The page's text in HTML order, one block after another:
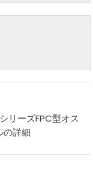
リーズFPC型オス
の詳細